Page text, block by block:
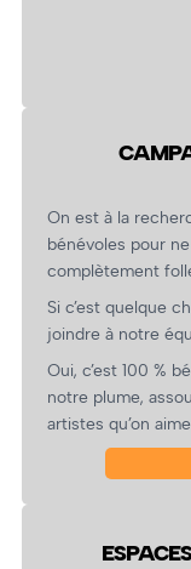
On est à la
bénévoles pour
complètement
Si c’est quelque
joindre à notre
Oui, c’est 100 %
notre plume,
artistes qu’on